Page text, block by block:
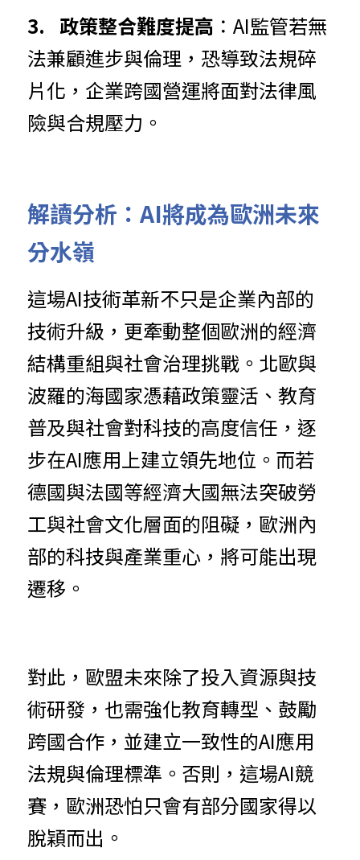
3.	政策整合難度提高 ：AI監管若無
法兼顧進步與倫理，恐導致法規碎
片化，企業跨國營運將面對法律風
險與合規壓力。
解讀分析 ：AI將成為歐洲未來
分水嶺
這場AI技術革新不只是企業內部的
技術升級，更牽動整個歐洲的經濟
結構重組與社會治理挑戰。北歐與
波羅的海國家憑藉政策靈活、教育
普及與社會對科技的高度信任，逐
步在AI應用上建立領先地位。而若
德國與法國等經濟大國無法突破勞
工與社會文化層面的阻礙，歐洲內
部的科技與產業重心，將可能出現
遷移。
對此，歐盟未來除了投入資源與技
術研發，也需強化教育轉型、鼓勵
跨國合作，並建立一致性的AI應用
法規與倫理標準。否則，這場AI競
賽，歐洲恐怕只會有部分國家得以
脫穎而出。